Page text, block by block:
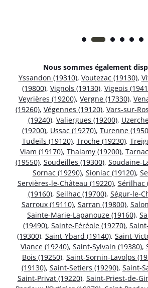
Nous sommes également
Yssandon (19310), Voutezac (19130),
(19800), Vignols (19130), Vigeois
Veyrières (19200), Vergne (17330),
(19260), Végennes (19120), Vars-sur-
(19240), Valiergues (19200),
(19200), Ussac (19270), Turenne
Tudeils (19120), Troche (19230),
Viam (19170), Thalamy (19200),
(19550), Soudeilles (19300), Soudaine-
Sornac (19290), Sioniac (19120),
Servières-le-Château (19220), Sérilhac
(19160), Seilhac (19700), Ségur-le-
Sarroux (19110), Sarran (19800),
Sainte-Marie-Lapanouze (19160),
(19490), Sainte-Féréole (19270),
(19300), Saint-Ybard (19140), Saint-
Viance (19240), Saint-Sylvain (19380),
Bois (19250), Saint-Sornin-Lavolps
(19130), Saint-Setiers (19290), Saint-
Saint-Privat (19220), Saint-Priest-de-